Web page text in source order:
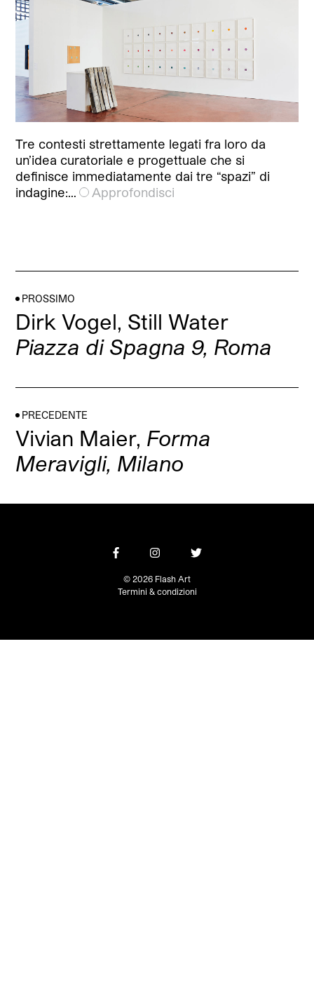
Tre contesti strettamente legati fra loro da
un’idea curatoriale e progettuale che si
definisce immediatamente dai tre “spazi” di
indagine:…
Approfondisci
PROSSIMO
Dirk Vogel, Still Water
Piazza di Spagna 9, Roma
PRECEDENTE
Vivian Maier, Forma
Meravigli, Milano
© 2026 Flash Art
Termini & condizioni